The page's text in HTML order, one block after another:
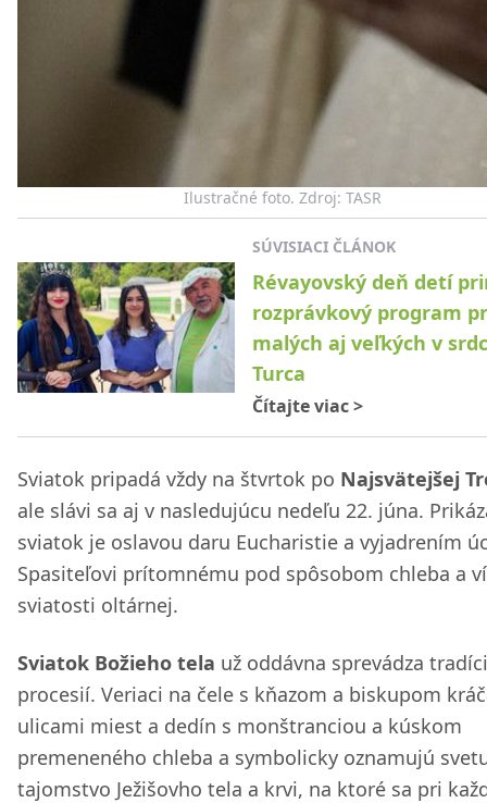
Ilustračné foto. Zdroj: TASR
SÚVISIACI ČLÁNOK
Révayovský deň detí
rozprávkový program
malých aj veľkých v
Turca
Čítajte viac>
Sviatok pripadá vždy na štvrtok po Najsvätejšej
ale slávi sa aj v nasledujúcu nedeľu 22. júna.
sviatok je oslavou daru Eucharistie a vyjadrením
Spasiteľovi prítomnému pod spôsobom chleba a
sviatosti oltárnej.
Sviatok Božieho tela už oddávna sprevádza
procesií. Veriaci na čele s kňazom a biskupom
ulicami miest a dedín s monštranciou a kúskom
premeneného chleba a symbolicky oznamujú
tajomstvo Ježišovho tela a krvi, na ktoré sa pri